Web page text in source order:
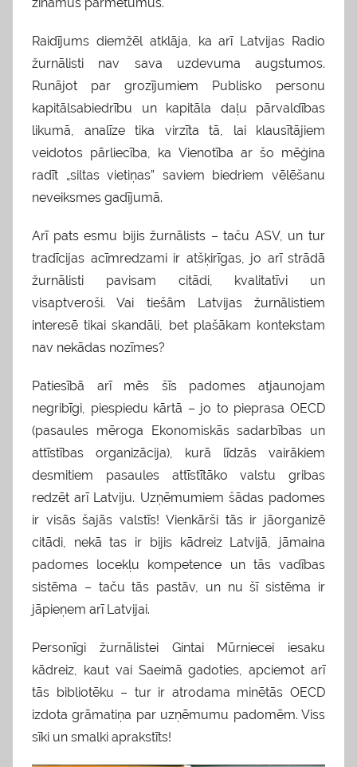
Raidījums diemžēl atklāja, ka arī Latvijas Radio
žurnālisti nav sava uzdevuma augstumos.
Runājot par grozījumiem Publisko personu
kapitālsabiedrību un kapitāla daļu pārvaldības
likumā, analīze tika virzīta tā, lai klausītājiem
veidotos pārliecība, ka Vienotība ar šo mēģina
radīt „siltas vietiņas” saviem biedriem vēlēšanu
neveiksmes gadījumā.
Arī pats esmu bijis žurnālists – taču ASV, un tur
tradīcijas acīmredzami ir atšķirīgas, jo arī strādā
žurnālisti pavisam citādi, kvalitatīvi un
visaptveroši. Vai tiešām Latvijas žurnālistiem
interesē tikai skandāli, bet plašākam kontekstam
nav nekādas nozīmes?
Patiesībā arī mēs šīs padomes atjaunojam
negribīgi, piespiedu kārtā – jo to pieprasa OECD
(pasaules mēroga Ekonomiskās sadarbības un
attīstības organizācija), kurā līdzās vairākiem
desmitiem pasaules attīstītāko valstu gribas
redzēt arī Latviju. Uzņēmumiem šādas padomes
ir visās šajās valstīs! Vienkārši tās ir jāorganizē
citādi, nekā tas ir bijis kādreiz Latvijā, jāmaina
padomes locekļu kompetence un tās vadības
sistēma – taču tās pastāv, un nu šī sistēma ir
jāpieņem arī Latvijai.
Personīgi žurnālistei Gintai Mūrniecei iesaku
kādreiz, kaut vai Saeimā gadoties, apciemot arī
tās bibliotēku – tur ir atrodama minētās OECD
izdota grāmatiņa par uzņēmumu padomēm. Viss
sīki un smalki aprakstīts!